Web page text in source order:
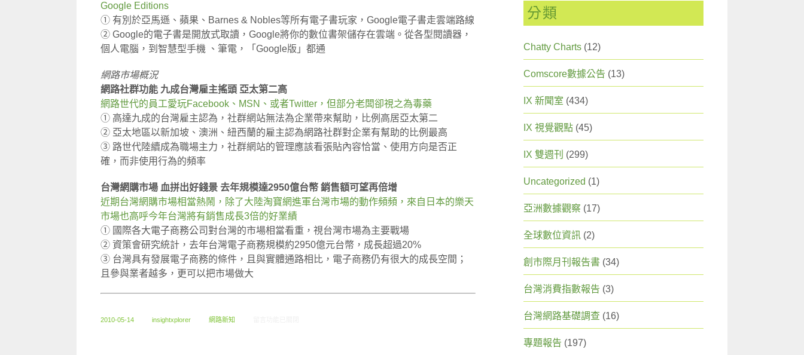
Google Editions
① 有別於亞馬遜、蘋果、Barnes & Nobles等所有電子書玩家，Google電子書走雲端路線
② Google的電子書是開放式取讀，Google將你的數位書架儲存在雲端。從各型閱讀器，
個人電腦，到智慧型手機 、筆電，「Google版」都通
網路市場概況
網路社群功能 九成台灣雇主搖頭 亞太第二高
網路世代的員工愛玩Facebook、MSN、或者Twitter，但部分老闆卻視之為毒藥
① 高達九成的台灣雇主認為，社群網站無法為企業帶來幫助，比例高居亞太第二
② 亞太地區以新加坡、澳洲、紐西蘭的雇主認為網路社群對企業有幫助的比例最高
③ 路世代陸續成為職場主力，社群網站的管理應該看張貼內容恰當、使用方向是否正
確，而非使用行為的頻率
台灣網購市場 血拼出好錢景 去年規模達2950億台幣 銷售額可望再倍增
近期台灣網購市場相當熱鬧，除了大陸淘寶網進軍台灣市場的動作頻頻，來自日本的樂天
市場也高呼今年台灣將有銷售成長3倍的好業績
① 國際各大電子商務公司對台灣的市場相當看重，視台灣市場為主要戰場
② 資策會研究統計，去年台灣電子商務規模約2950億元台幣，成長超過20%
③ 台灣具有發展電子商務的條件，且與實體通路相比，電子商務仍有很大的成長空間；
且參與業者越多，更可以把市場做大
2010-05-14 insightxplorer 網路新知
分類
Chatty Charts (12)
Comscore數據公告 (13)
IX 新聞室 (434)
IX 視覺觀點 (45)
IX 雙週刊 (299)
Uncategorized (1)
亞洲數據觀察 (17)
全球數位資訊 (2)
創市際月刊報告書 (34)
台灣消費指數報告 (3)
台灣網路基礎調查 (16)
專題報告 (197)